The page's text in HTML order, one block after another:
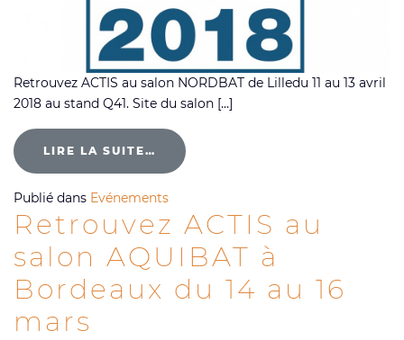
Retrouvez ACTIS au salon NORDBAT de Lilledu 11 au 13 avril
2018 au stand Q41. Site du salon […]
LIRE LA SUITE…
Publié dans Evénements
Retrouvez ACTIS au
salon AQUIBAT à
Bordeaux du 14 au 16
mars